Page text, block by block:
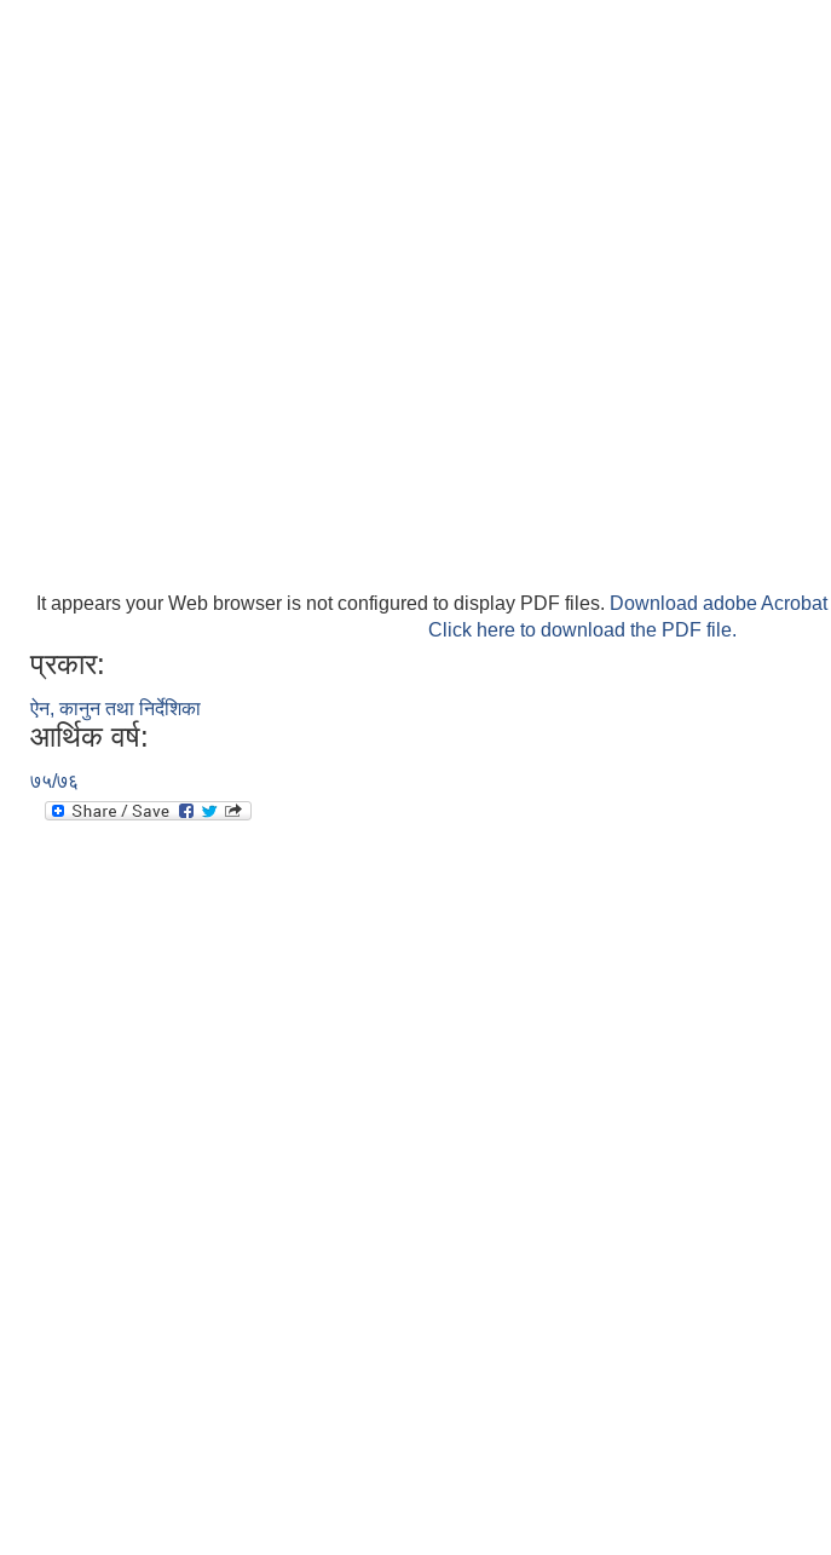
It appears your Web browser is not configured to display PDF files. Download adobe Acrobat
Click here to download the PDF file.
प्रकार:
ऐन, कानुन तथा निर्देशिका
आर्थिक वर्ष:
७५/७६